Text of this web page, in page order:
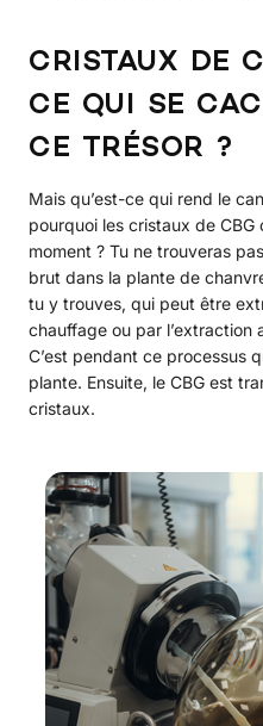
CRISTAUX DE
CE QUI SE
CE TRÉSOR ?
Mais qu’est-ce qui rend le
pourquoi les cristaux de
moment ? Tu ne trouveras
brut dans la plante de
tu y trouves, qui peut être
chauffage ou par l’extraction
C’est pendant ce processus
plante. Ensuite, le CBG est
cristaux.